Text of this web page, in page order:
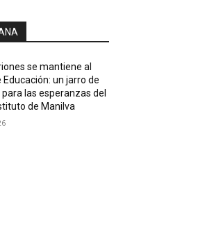
se mantiene al
un jarro de
las esperanzas del
de Manilva